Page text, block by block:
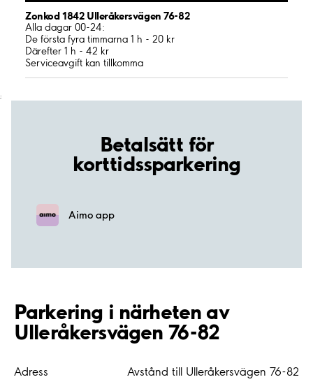
Zonkod 1842 Ulleråkersvägen 76-82
Alla dagar 00-24:
De första fyra timmarna 1 h - 20 kr
Därefter 1 h - 42 kr
Serviceavgift kan tillkomma
;
Betalsätt för
korttidssparkering
Aimo app
Parkering i närheten av
Ulleråkersvägen 76-82
Adress Avstånd till Ulleråkersvägen 76-82